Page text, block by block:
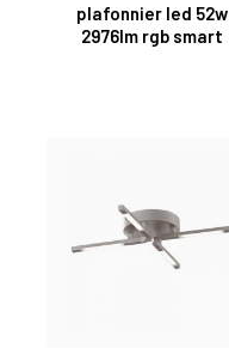
plafonnier led 52w
2976lm rgb smart